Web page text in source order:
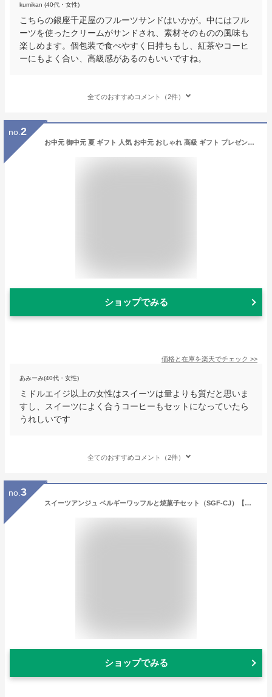
kumikan (40代・女性)
こちらの銀座千疋屋のフルーツサンドはいかが。中にはフル
ーツを使ったクリームがサンドされ、素材そのものの風味も
楽しめます。個包装で食べやすく日持ちもし、紅茶やコーヒ
ーにもよく合い、高級感があるのもいいですね。
全てのおすすめコメント（2件）
no. 2
お中元 御中元 夏 ギフト 人気 お中元 おしゃれ 高級 ギフト プレゼント 内祝い 内祝 お返し スイーツ お菓子 洋菓子 詰め合わせ キハチ 焼菓子 キハチフードホール 焼菓子＆コーヒー7種14個入 御礼 お礼 送料無料
ショップでみる
価格と在庫を楽天でチェック >>
あみーみ(40代・女性)
ミドルエイジ以上の女性はスイーツは量よりも質だと思いま
すし、スイーツによく合うコーヒーもセットになっていたら
うれしいです
全てのおすすめコメント（2件）
no. 3
スイーツアンジュ ベルギーワッフルと焼菓子セット（SGF-CJ）【暑中見舞い スイーツ ワッフル クッキー ギフト 個包装 詰合せ 洋菓子 デザート お菓子 出産内祝 内祝 お返し ギフト 結婚御祝 結婚内祝 お祝い 御礼 プレゼント のし 包装 贈答品 おしゃれ 上質】＜B5＞
ショップでみる